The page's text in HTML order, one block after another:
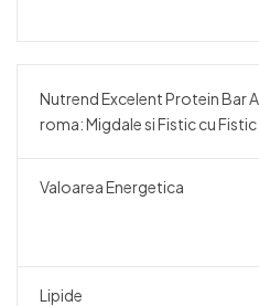
Nutrend Excelent Protein Bar A
roma: Migdale si Fistic cu Fistic
Valoarea Energetica
Lipide